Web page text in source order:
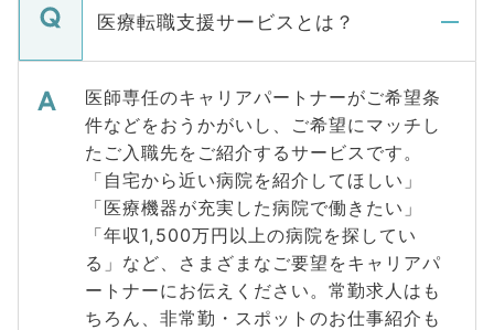
医療転職支援サービスとは？
医師専任のキャリアパートナーがご希望条
件などをおうかがいし、ご希望にマッチし
たご入職先をご紹介するサービスです。
「自宅から近い病院を紹介してほしい」
「医療機器が充実した病院で働きたい」
「年収1,500万円以上の病院を探してい
る」など、さまざまなご要望をキャリアパ
ートナーにお伝えください。常勤求人はも
ちろん、非常勤・スポットのお仕事紹介も